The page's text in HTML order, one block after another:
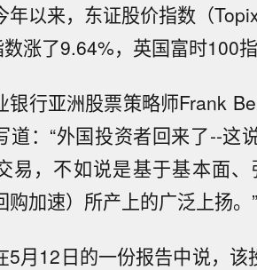
年以来，东证股价指数（
涨了9.64%，英国富时100
银行亚洲股票策略师Frank
道：“外国投资者回来了--这
易，不如说是基于基本面
购加速）所产上的广泛上扬。”
5月12日的一份报告中说，